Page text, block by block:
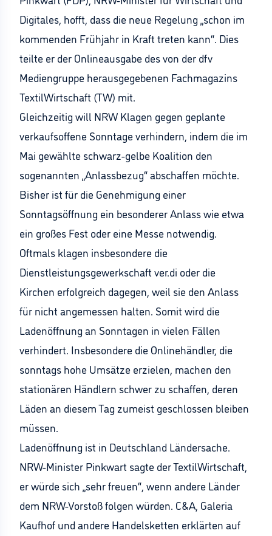
Digitales, hofft, dass die neue Regelung „schon im
kommenden Frühjahr in Kraft treten kann“. Dies
teilte er der Onlineausgabe des von der dfv
Mediengruppe herausgegebenen Fachmagazins
TextilWirtschaft (TW) mit.
Gleichzeitig will NRW Klagen gegen geplante
verkaufsoffene Sonntage verhindern, indem die im
Mai gewählte schwarz-gelbe Koalition den
sogenannten „Anlassbezug“ abschaffen möchte.
Bisher ist für die Genehmigung einer
Sonntagsöffnung ein besonderer Anlass wie etwa
ein großes Fest oder eine Messe notwendig.
Oftmals klagen insbesondere die
Dienstleistungsgewerkschaft ver.di oder die
Kirchen erfolgreich dagegen, weil sie den Anlass
für nicht angemessen halten. Somit wird die
Ladenöffnung an Sonntagen in vielen Fällen
verhindert. Insbesondere die Onlinehändler, die
sonntags hohe Umsätze erzielen, machen den
stationären Händlern schwer zu schaffen, deren
Läden an diesem Tag zumeist geschlossen bleiben
müssen.
Ladenöffnung ist in Deutschland Ländersache.
NRW-Minister Pinkwart sagte der TextilWirtschaft,
er würde sich „sehr freuen“, wenn andere Länder
dem NRW-Vorstoß folgen würden. C&A, Galeria
Kaufhof und andere Handelsketten erklärten auf